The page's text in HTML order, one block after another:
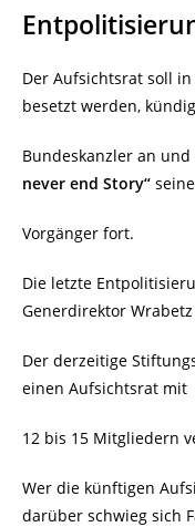
Der Aufsichtsrat soll
besetzt werden,
Bundeskanzler an
never end Story“
Vorgänger fort.
Die letzte
Generdirektor
Der derzeitige
einen Aufsichtsrat mit
12 bis 15 Mitgliedern
Wer die künftigen
darüber schwieg sich